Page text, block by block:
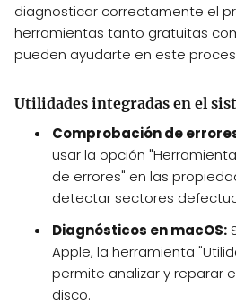
diagnosticar correctamente el
herramientas tanto gratuitas
pueden ayudarte en este
Utilidades integradas en el
Comprobación de
usar la opción
de errores" en las
detectar sectores
Diagnósticos en macOS:
Apple, la herramienta
permite analizar y reparar
disco.